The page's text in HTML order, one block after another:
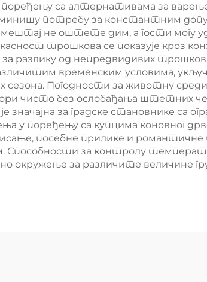
са алтернативама за
потребу за константним
не оштете дим, а гости могу
трошкова се показује кроз
разлику од непредвидивих
временским условима,
Погодности за животну
чисто без ослобађања штетних
значајна за градске становнике са
у поређењу са купцима коновног
посебне прилике и
за контролу
окружење за различите величине